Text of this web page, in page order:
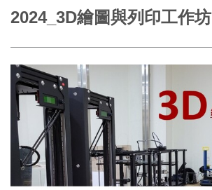
區
2024_3D繪圖與列印工作坊